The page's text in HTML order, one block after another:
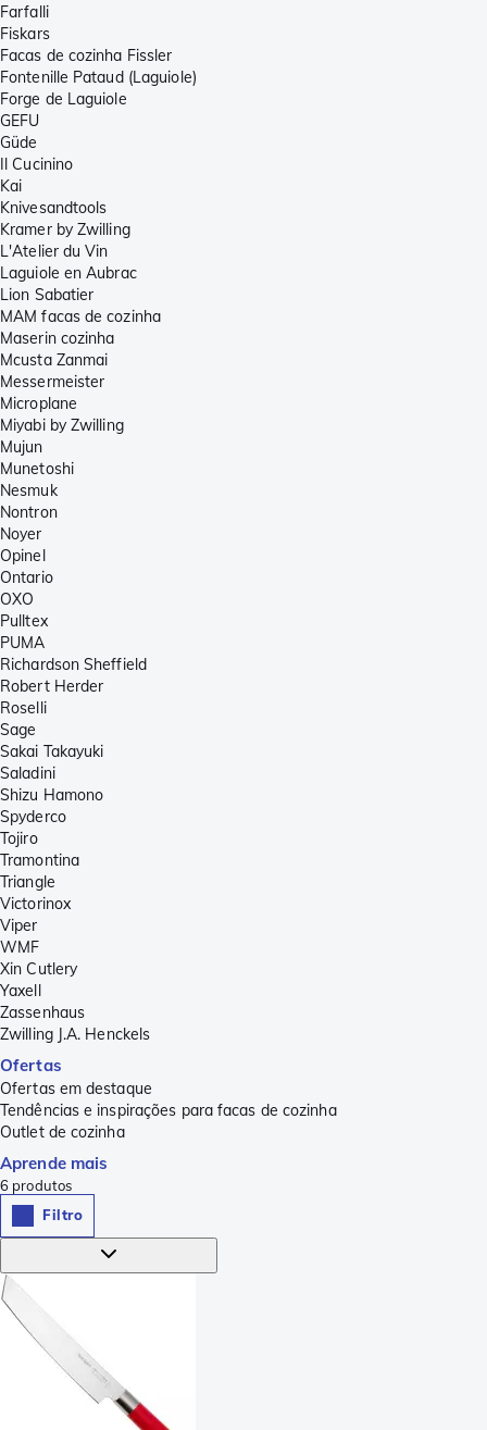
Farfalli
Fiskars
Facas de cozinha Fissler
Fontenille Pataud (Laguiole)
Forge de Laguiole
GEFU
Güde
Il Cucinino
Kai
Knivesandtools
Kramer by Zwilling
L'Atelier du Vin
Laguiole en Aubrac
Lion Sabatier
MAM facas de cozinha
Maserin cozinha
Mcusta Zanmai
Messermeister
Microplane
Miyabi by Zwilling
Mujun
Munetoshi
Nesmuk
Nontron
Noyer
Opinel
Ontario
OXO
Pulltex
PUMA
Richardson Sheffield
Robert Herder
Roselli
Sage
Sakai Takayuki
Saladini
Shizu Hamono
Spyderco
Tojiro
Tramontina
Triangle
Victorinox
Viper
WMF
Xin Cutlery
Yaxell
Zassenhaus
Zwilling J.A. Henckels
Ofertas
Ofertas em destaque
Tendências e inspirações para facas de cozinha
Outlet de cozinha
Aprende mais
6 produtos
Filtro